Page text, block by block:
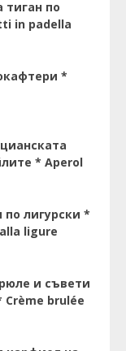
тиган по
in padella
*
* Aperol
лигурски *
ligure
и съвети
Crème brulée